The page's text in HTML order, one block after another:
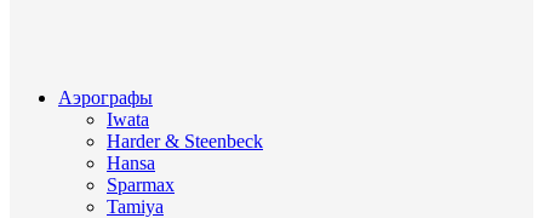
Аэрографы
Iwata
Harder & Steenbeck
Hansa
Sparmax
Tamiya